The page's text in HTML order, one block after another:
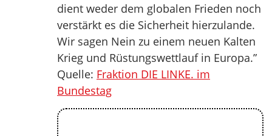
dient weder dem globalen Frieden noch
verstärkt es die Sicherheit hierzulande.
Wir sagen Nein zu einem neuen Kalten
Krieg und Rüstungswettlauf in Europa.”
Quelle: Fraktion DIE LINKE. im
Bundestag